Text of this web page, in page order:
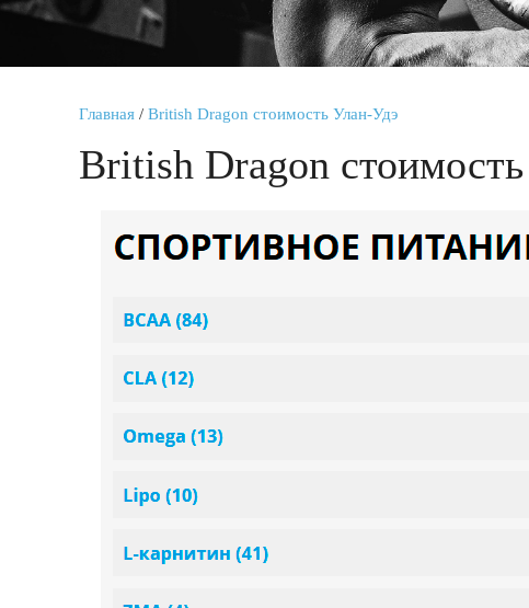
Главная / British Dragon стоимость Улан-Удэ
British Dragon